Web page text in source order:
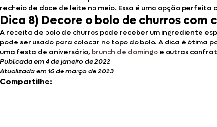
recheio de doce de leite no meio. Essa é uma opção perfeita
Dica 8) Decore o bolo de churros com
A receita de bolo de churros pode receber um ingrediente
pode ser usado para colocar no topo do bolo. A dica é ótima
uma festa de aniversário, brunch de domingo e outras
Publicada em 4 de janeiro de 2022
Atualizada em 16 de março de 2023
Compartilhe: